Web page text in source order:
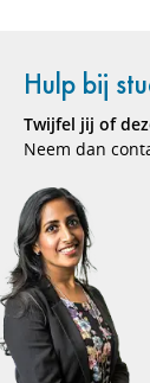
Hulp bij
Twijfel jij of
Neem dan